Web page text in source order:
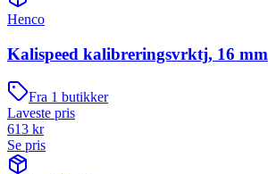
Henco
Kalispeed kalibreringsvrktj, 16 mm
Fra 1 butikker
Laveste pris
613 kr
Se pris